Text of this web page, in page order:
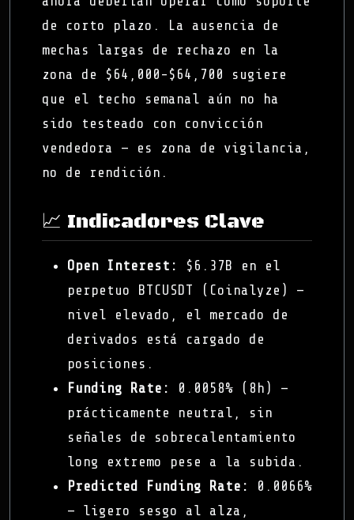
de corto plazo. La ausencia de
mechas largas de rechazo en la
zona de $64,000-$64,700 sugiere
que el techo semanal aún no ha
sido testeado con convicción
vendedora — es zona de vigilancia,
no de rendición.
📈 Indicadores Clave
Open Interest:
$6.37B en el
perpetuo BTCUSDT (Coinalyze) —
nivel elevado, el mercado de
derivados está cargado de
posiciones.
Funding Rate:
0.0058% (8h) —
prácticamente neutral, sin
señales de sobrecalentamiento
long extremo pese a la subida.
Predicted Funding Rate:
0.0066%
— ligero sesgo al alza,